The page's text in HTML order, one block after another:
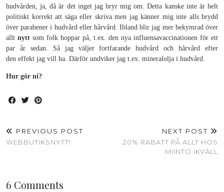
hudvården, ja, då är det inget jag bryr mig om. Detta kanske inte är helt
politiskt korrekt att säga eller skriva men jag känner mig inte alls brydd
över parabener i hudvård eller hårvård. Ibland blir jag mer bekymrad över
allt nytt som folk hoppar på, t.ex. den nya influensavaccinationen för ett
par år sedan. Så jag väljer fortfarande hudvård och hårvård efter
den effekt jag vill ha. Därför undviker jag t.ex. mineralolja i hudvård.
Hur gör ni?
PREVIOUS POST
WEBBUTIKSNYTT!
NEXT POST
20% RABATT PÅ ALLT HOS
MIINTO IKVÄLL
6 Comments